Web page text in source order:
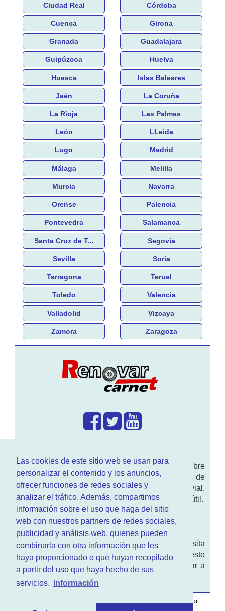
Las cookies de este sitio web se usan para
personalizar el contenido y los anuncios,
ofrecer funciones de redes sociales y
analizar el tráfico. Además, compartimos
información sobre el uso que haga del sitio
web con nuestros partners de redes sociales,
publicidad y análisis web, quienes pueden
combinarla con otra información que les
haya proporcionado o que hayan recopilado
a partir del uso que haya hecho de sus
servicios.
Información
Ciudad Real Córdoba
Cuenca Girona
Granada Guadalajara
Guipúzcoa Huelva
Huesca Islas Baleares
Jaén La Coruña
La Rioja Las Palmas
León LLeida
Lugo Madrid
Málaga Melilla
Murcia Navarra
Orense Palencia
Pontevedra Salamanca
Santa Cruz de T... Segovia
Sevilla Soria
Tarragona Teruel
Toledo Valencia
Valladolid Vizcaya
Zamora Zaragoza
Enwww.RenovarCarnet.comTe contamos sobre
larenovación del permisode conducir, noticias de
actualidad motor y sobre todo seguridad vial.
Ademas tenemos todo tipo de información DGT útil.
¿Quienes somos?
Quieres saber quien mantiene la pagina, visita
nuestrasección de contacto. Aquí tienes nuesto
aviso legal
. Basicamente no queremos engañar a
nadie.
por